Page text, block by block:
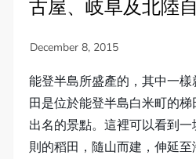
古屋、岐阜及北陸
能登半島所盛產的，其中一
田是位於能登半島白米町的
出名的景點。這裡可以看到
則的稻田，隨山而建，伸延